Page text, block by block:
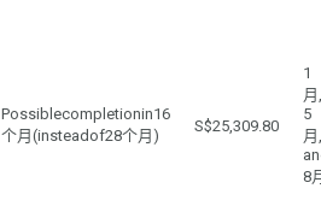
Possiblecompletionin16
个月(insteadof28个月)
S$25,309.80
1
月,
5
月,
8